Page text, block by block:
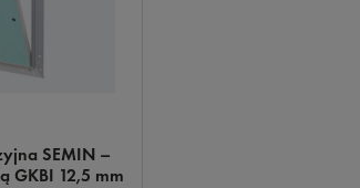
SEMIN –
GKBI 12,5 mm